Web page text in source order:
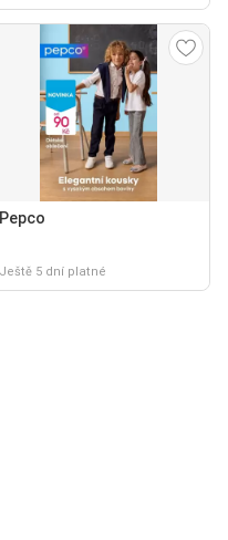
Pepco
Ještě 5 dní platné